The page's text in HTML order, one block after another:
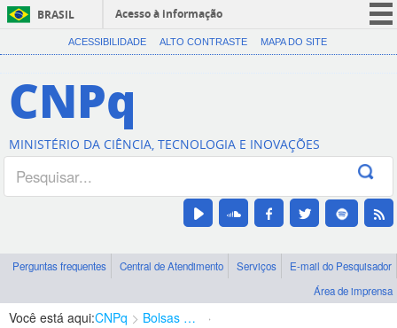
BRASIL
Acesso à informação
CORONAVÍRUS (COVID-19)
Canais
ACESSIBILIDADE ALTO CONTRASTE MAPA DO SITE
CNPq
MINISTÉRIO DA CIÊNCIA, TECNOLOGIA E INOVAÇÕES
Perguntas frequentes Central de Atendimento Serviços
E-mail do Pesquisador
Área de imprensa
Você está aqui:CNPq Bolsas e Auxílios Vigentes